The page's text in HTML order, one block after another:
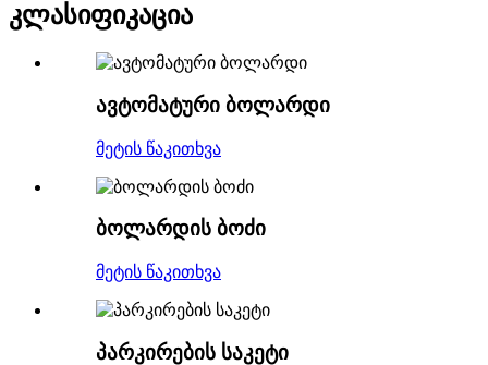
კლასიფიკაცია
ავტომატური ბოლარდი
მეტის წაკითხვა
ბოლარდის ბოძი
მეტის წაკითხვა
პარკირების საკეტი